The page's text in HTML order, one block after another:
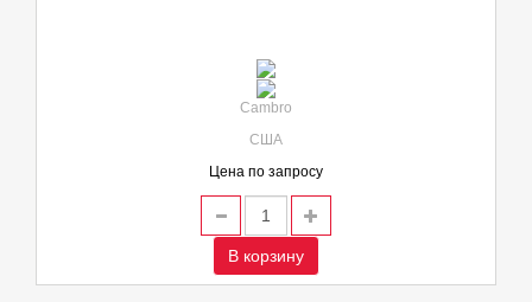
Cambro
США
Цена по запросу
В корзину